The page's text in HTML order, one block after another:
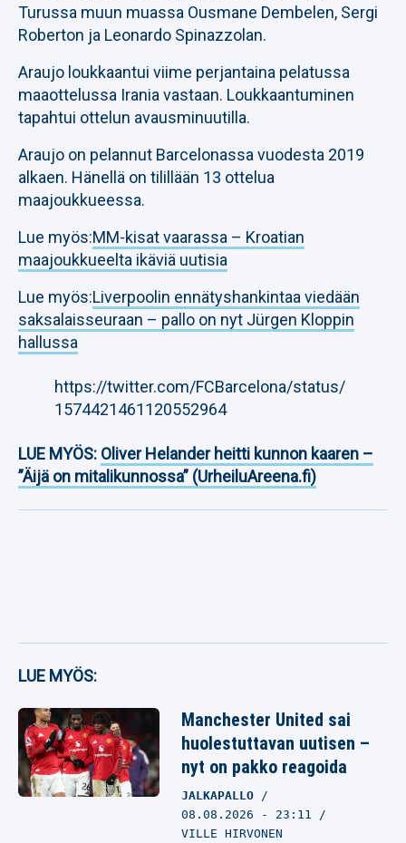
Turussa muun muassa Ousmane Dembelen, Sergi
Roberton ja Leonardo Spinazzolan.
Araujo loukkaantui viime perjantaina pelatussa
maaottelussa Irania vastaan. Loukkaantuminen
tapahtui ottelun avausminuutilla.
Araujo on pelannut Barcelonassa vuodesta 2019
alkaen. Hänellä on tilillään 13 ottelua
maajoukkueessa.
Lue myös:MM-kisat vaarassa – Kroatian
maajoukkueelta ikäviä uutisia
Lue myös:Liverpoolin ennätyshankintaa viedään
saksalaisseuraan – pallo on nyt Jürgen Kloppin
hallussa
https://twitter.com/FCBarcelona/status/
1574421461120552964
LUE MYÖS: Oliver Helander heitti kunnon kaaren –
”Äijä on mitalikunnossa” (UrheiluAreena.fi)
LUE MYÖS:
Manchester United sai
huolestuttavan uutisen –
nyt on pakko reagoida
JALKAPALLO
08.08.2026 - 23:11
VILLE HIRVONEN